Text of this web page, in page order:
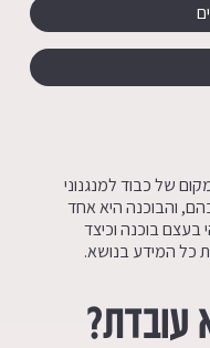
של כבוד למנגנוני
והבוכנה היא אחד
בעצם בוכנה וכיצד
כל המידע בנושא.
עובדת?